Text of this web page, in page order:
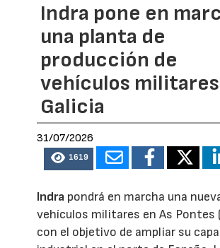
Indra pone en
una planta de
producción de
vehículos
Galicia
31/07/2026
1619
Indra pondrá en marcha una
vehículos militares en As Pontes
con el objetivo de ampliar su